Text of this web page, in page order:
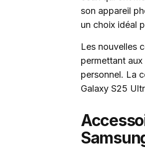
son appareil
un choix idéal
Les nouvelles
permettant
personnel. La
Galaxy S25